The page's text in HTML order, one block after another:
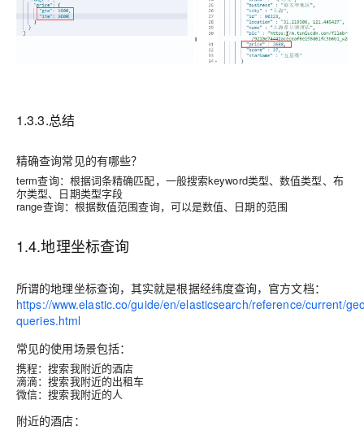
1.3.3.总结
精确查询常见的有哪些？
term查询：根据词条精确匹配，一般搜索keyword类型、数值类型、布
尔类型、日期类型字段
range查询：根据数值范围查询，可以是数值、日期的范围
1.4.地理坐标查询
所谓的地理坐标查询，其实就是根据经纬度查询，官方文档：
https://www.elastic.co/guide/en/elasticsearch/reference/current/
queries.html
常见的使用场景包括：
携程：搜索我附近的酒店
滴滴：搜索我附近的出租车
微信：搜索我附近的人
附近的酒店：